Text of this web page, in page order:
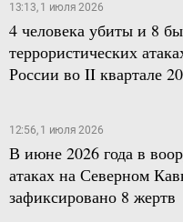
13:13, 1 июля 2026
4 человека убиты и 8
террористических
России во II квартале
12:56, 1 июля 2026
В июне 2026 года в
атаках на Северном
зафиксировано 8 жертв